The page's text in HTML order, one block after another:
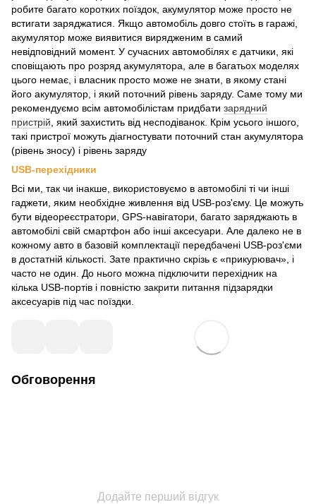
робите багато коротких поїздок, акумулятор може просто не
встигати заряджатися. Якщо автомобіль довго стоїть в гаражі,
акумулятор може виявитися вирядженим в самий
невідповідний момент. У сучасних автомобілях є датчики, які
сповіщають про розряд акумулятора, але в багатьох моделях
цього немає, і власник просто може не знати, в якому стані
його акумулятор, і який поточний рівень заряду. Саме тому ми
рекомендуємо всім автомобілістам придбати зарядний
пристрій , який захистить від несподіванок. Крім усього іншого,
такі пристрої можуть діагностувати поточний стан акумулятора
(рівень зносу) і рівень заряду
USB-перехідники
Всі ми, так чи інакше, використовуємо в автомобілі ті чи інші
гаджети, яким необхідне живлення від USB-роз'єму. Це можуть
бути відеореєстратори, GPS-навігатори, багато заряджають в
автомобілі свій смартфон або інші аксесуари. Але далеко не в
кожному авто в базовій комплектації передбачені USB-роз'єми
в достатній кількості. Зате практично скрізь є «прикурювач», і
часто не один. До нього можна підключити перехідник на
кілька USB-портів і повністю закрити питання підзарядки
аксесуарів під час поїздки.
Обговорення
Додайте перший відгук